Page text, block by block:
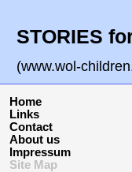
STORIES
(www.wol-
Home
Links
Contact
About us
Impressum
Site Map